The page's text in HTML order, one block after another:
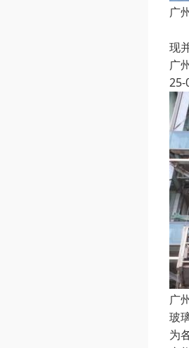
广
现
广
25-
广
玻
为